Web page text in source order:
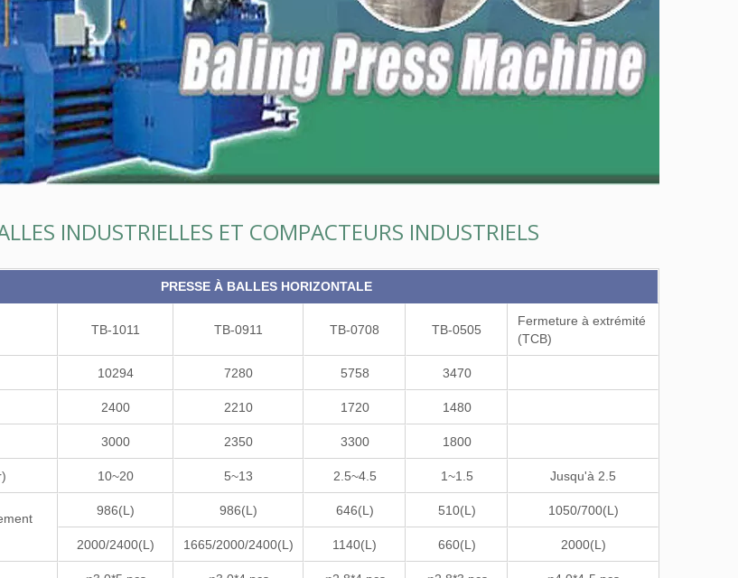
INDUSTRIELLES ET COMPACTEURS INDUSTRIELS
PRESSE À BALLES HORIZONTALE
TB-1011 TB-0911 TB-0708 TB-0505
Fermeture à extrémité
(TCB)
10294 7280 5758 3470
2400 2210 1720 1480
3000 2350 3300 1800
10~20 5~13 2.5~4.5 1~1.5 Jusqu'à 2.5
986(L) 986(L) 646(L) 510(L) 1050/700(L)
2000/2400(L) 1665/2000/2400(L) 1140(L) 660(L) 2000(L)